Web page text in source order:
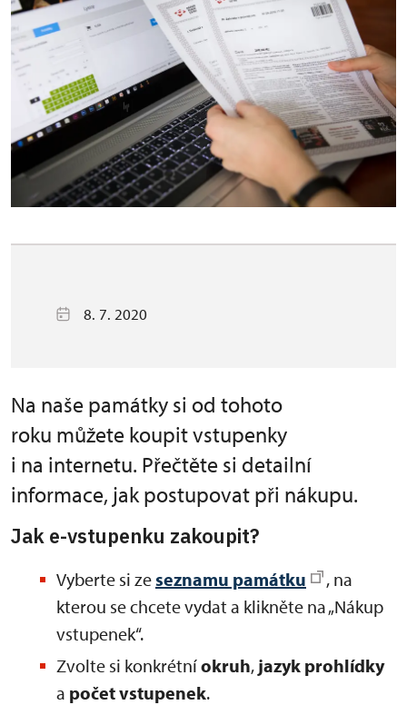
8. 7. 2020
Na naše památky si od tohoto
roku můžete koupit vstupenky
i na internetu. Přečtěte si detailní
informace, jak postupovat při nákupu.
Jak e-vstupenku zakoupit?
Vyberte si zeseznamu památku
, na
kterou se chcete vydat a klikněte na „Nákup
vstupenek“.
Zvolte si konkrétníokruh, jazyk prohlídky
a počet vstupenek.